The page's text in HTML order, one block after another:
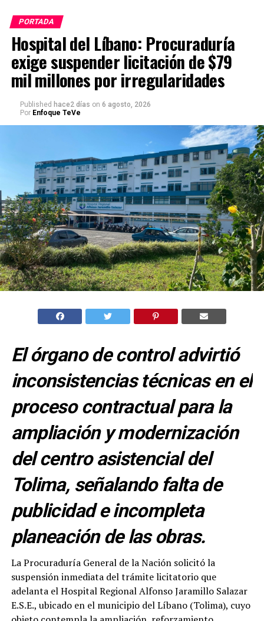
PORTADA
Hospital del Líbano: Procuraduría
exige suspender licitación de $79
mil millones por irregularidades
Published hace2 días on 6 agosto, 2026
Por Enfoque TeVe
El órgano de control advirtió
inconsistencias técnicas en el
proceso contractual para la
ampliación y modernización
del centro asistencial del
Tolima, señalando falta de
publicidad e incompleta
planeación de las obras.
La Procuraduría General de la Nación solicitó la
suspensión inmediata del trámite licitatorio que
adelanta el Hospital Regional Alfonso Jaramillo Salazar
E.S.E., ubicado en el municipio del Líbano (Tolima), cuyo